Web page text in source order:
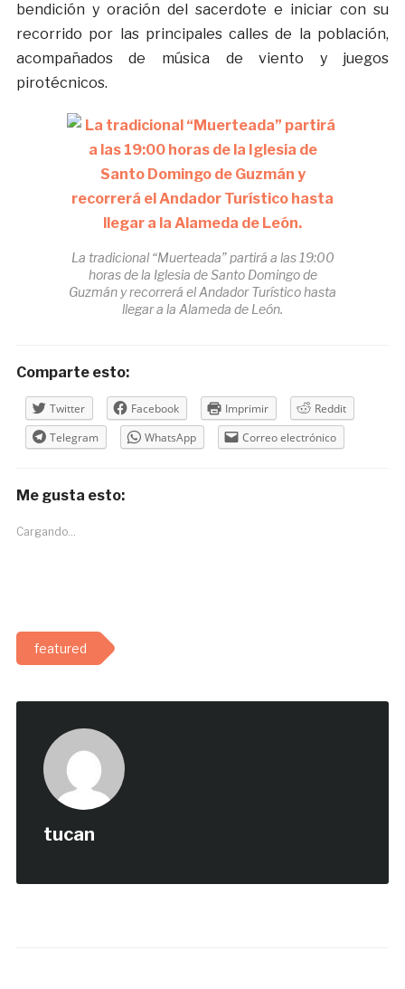
bendición y oración del sacerdote e iniciar con su
recorrido por las principales calles de la población,
acompañados de música de viento y juegos
pirotécnicos.
La tradicional “Muerteada” partirá a las 19:00
horas de la Iglesia de Santo Domingo de
Guzmán y recorrerá el Andador Turístico hasta
llegar a la Alameda de León.
Comparte esto:
Twitter Facebook Imprimir
Reddit
Telegram
WhatsApp Correo electrónico
Me gusta esto:
Cargando...
featured
tucan